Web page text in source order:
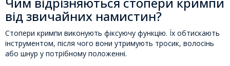
від звичайних намистин?
Стопери кримпи виконують фіксуючу функцію. Їх обтискають
інструментом, після чого вони утримують тросик, волосінь
або шнур у потрібному положенні.